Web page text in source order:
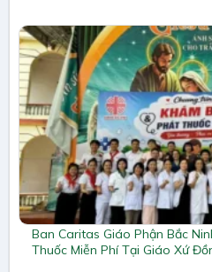
Ban Caritas Giáo Phận Bắc
Thuốc Miễn Phí Tại Giáo Xứ